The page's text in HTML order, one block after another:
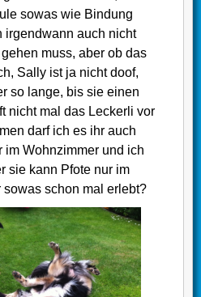
sowas wie Bindung
irgendwann auch nicht
muss, aber ob das
Sally ist ja nicht doof,
so lange, bis sie einen
nicht mal das Leckerli vor
darf ich es ihr auch
im Wohnzimmer und ich
sie kann Pfote nur im
sowas schon mal erlebt?